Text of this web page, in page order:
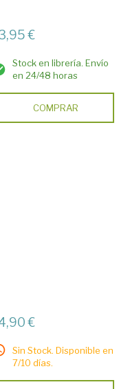
€
Stock en librería. Envío
en 24/48 horas
COMPRAR
€
Sin Stock. Disponible en
7/10 días.